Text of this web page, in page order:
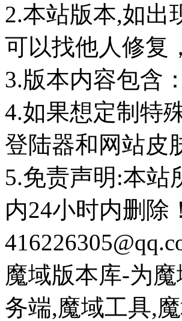
2.本站版本,如出
可以找他人修复
3.版本内容包含
4.如果想定制特
登陆器和网站皮
5.免责声明:本站
内24小时内删除
魔域版本库-为
务端,魔域工具,